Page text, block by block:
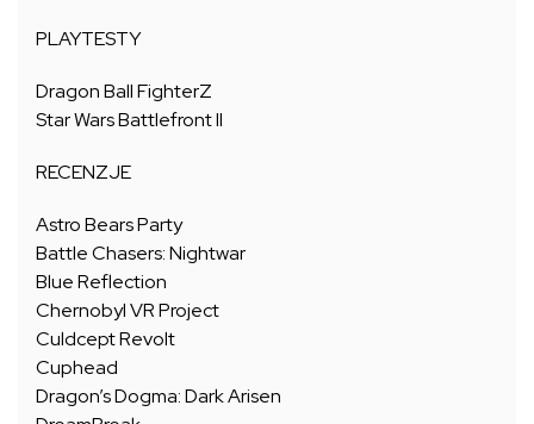
PLAYTESTY
Dragon Ball FighterZ
Star Wars Battlefront II
RECENZJE
Astro Bears Party
Battle Chasers: Nightwar
Blue Reflection
Chernobyl VR Project
Culdcept Revolt
Cuphead
Dragon’s Dogma: Dark Arisen